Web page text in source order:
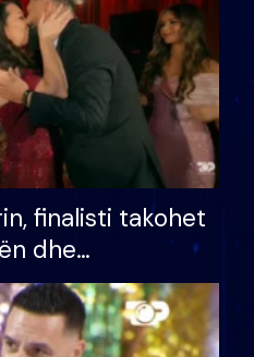
finalisti takohet
dhe
ndonjë letër